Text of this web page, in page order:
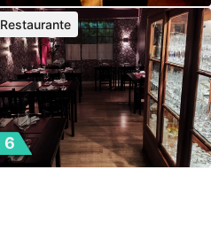
6
Restaurante